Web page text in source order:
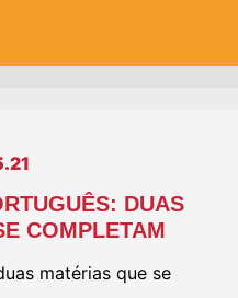
DUAS
COMPLETAM